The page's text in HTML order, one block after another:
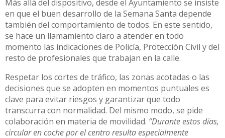
Más allá del dispositivo, desde el Ayuntamiento se insiste
en que el buen desarrollo de la Semana Santa depende
también del comportamiento de todos. En este sentido,
se hace un llamamiento claro a atender en todo
momento las indicaciones de Policía, Protección Civil y del
resto de profesionales que trabajan en la calle.
Respetar los cortes de tráfico, las zonas acotadas o las
decisiones que se adopten en momentos puntuales es
clave para evitar riesgos y garantizar que todo
transcurra con normalidad. Del mismo modo, se pide
colaboración en materia de movilidad. “Durante estos días,
circular en coche por el centro resulta especialmente